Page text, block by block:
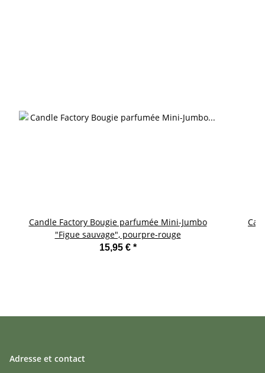
Candle Factory Bougie parfumée Mini-Jumbo
"Figue sauvage", pourpre-rouge
15,95 € *
Adresse et contact